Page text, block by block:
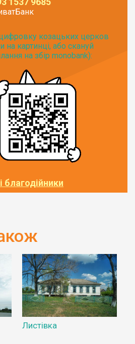
козацьких церков
на картинці, або скануй
на збір monobank):
благодійники
Листівка